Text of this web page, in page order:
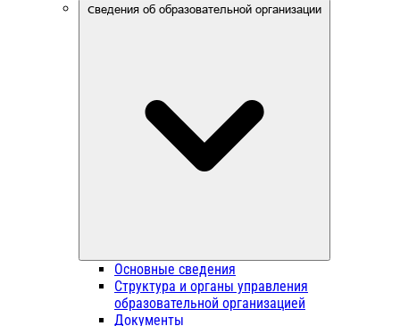
Сведения об образовательной организации
Основные сведения
Структура и органы управления
образовательной организацией
Документы